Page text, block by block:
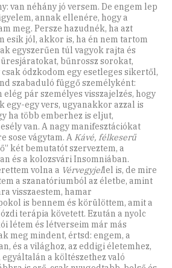
van néhány jó versem. De engem lep
annak ellenére, hogy a
meg. Persze hazudnék, ha azt
esik jól, akkor is, ha én nem tartom
egyszerűen túl vagyok rajta és
bűnrossz sorokat,
ódzkodom egy esetleges sikertől,
szabaduló függő személyként:
elég pár személyes visszajelzés, hogy
egy-egy vers, ugyanakkor azzal is
ha több emberhez is eljut,
van. A nagy manifesztációkat
sose vágytam. A Kávé, félkeserű
két bemutatót szerveztem, a
és a kolozsvári Insomniában.
volna a Vérvegyjellel is, de mire
a szanatóriumból az életbe, amint
visszaestem, hamar
is bennem és körülöttem, amit a
terápia követett. Ezután a nyolc
létem és létverseim már más
meg mindent, értsd: engem, a
és a világhoz, az eddigi életemhez,
egyáltalán a költészethez való